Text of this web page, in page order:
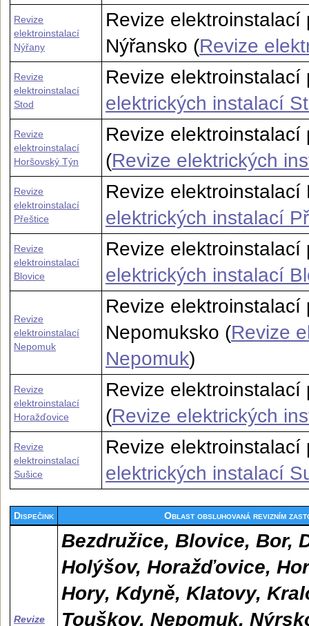
Revize
elektroinstalací
Nýřany
Revize elektroinstalací
Nýřansko (Revize
Revize
elektroinstalací
Stod
Revize elektroinstalací
elektrických instalací
Revize
elektroinstalací
Horšovský Týn
Revize
(Revize elektrických
Revize
elektroinstalací
Přeštice
Revize elektroinstalací
elektrických instalací
Revize
elektroinstalací
Blovice
Revize
elektrických instalací
Revize
elektroinstalací
Nepomuk
Revize elektroinstalací
Nepomuksko (Revize
Nepomuk)
Revize
elektroinstalací
Horažďovice
Revize
(Revize elektrických
Revize
elektroinstalací
Sušice
Revize elektroinstalací
elektrických instalací
Dispečink Oblast obsluhovaná revizním
Revize
Bezdružice, Blovice, Bor,
Holýšov, Horažďovice,
Hory, Kdyně, Klatovy,
Touškov, Nepomuk,